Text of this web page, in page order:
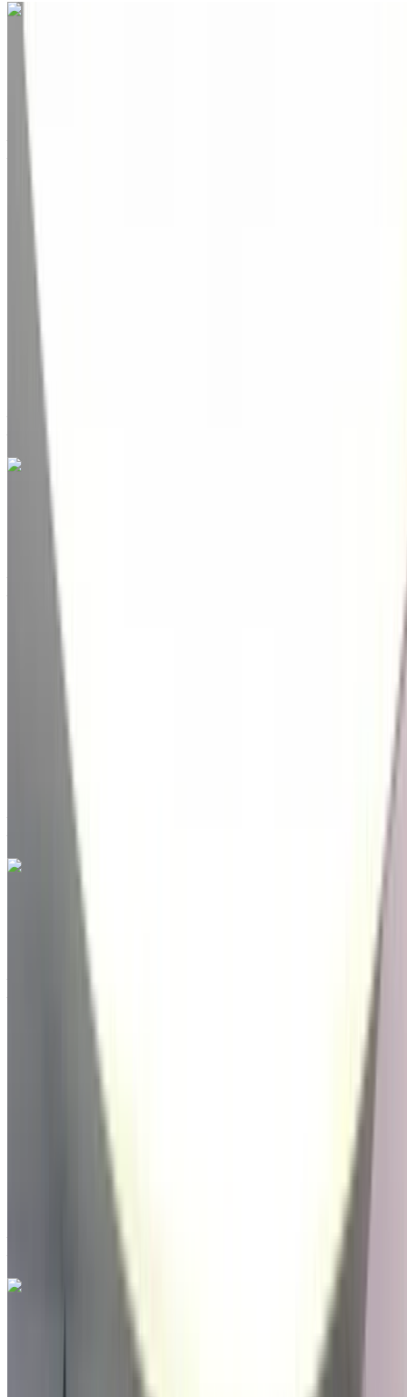
Vous aimez ce que vous voyez ?
Aéroport international de Tanger, Tanger
212663841439
Hyundai Tucson 1.6 CRDi Luxe 2022
73000 km
Aéroport international de Tanger, Tanger
Appeler
Hyundai Elantra 1.6 CRDi Seductive 2022
Spécifications, Auto 4-porte